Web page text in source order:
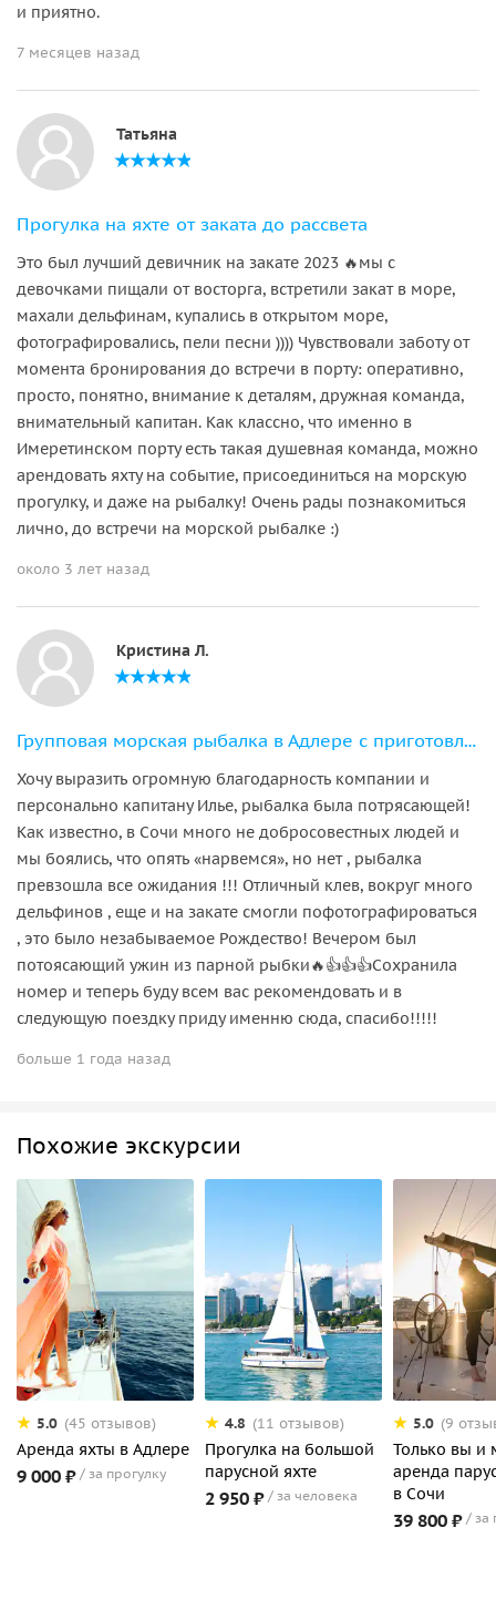
и приятно.
7 месяцев назад
Татьяна
Прогулка на яхте от заката до рассвета
Это был лучший девичник на закате 2023 🔥мы с
девочками пищали от восторга, встретили закат в море,
махали дельфинам, купались в открытом море,
фотографировались, пели песни )))) Чувствовали заботу от
момента бронирования до встречи в порту: оперативно,
просто, понятно, внимание к деталям, дружная команда,
внимательный капитан. Как классно, что именно в
Имеретинском порту есть такая душевная команда, можно
арендовать яхту на событие, присоединиться на морскую
прогулку, и даже на рыбалку! Очень рады познакомиться
лично, до встречи на морской рыбалке :)
около 3 лет назад
Кристина Л.
Групповая морская рыбалка в Адлере с приготовлением улова
Хочу выразить огромную благодарность компании и
персонально капитану Илье, рыбалка была потрясающей!
Как известно, в Сочи много не добросовестных людей и
мы боялись, что опять «нарвемся», но нет , рыбалка
превзошла все ожидания !!! Отличный клев, вокруг много
дельфинов , еще и на закате смогли пофотографироваться
, это было незабываемое Рождество! Вечером был
потоясающий ужин из парной рыбки🔥👍👍👍Сохранила
номер и теперь буду всем вас рекомендовать и в
следующую поездку приду именню сюда, спасибо!!!!!
больше 1 года назад
Похожие экскурсии
5.0 (45 отзывов)
Аренда яхты в Адлере
9 000 ₽ за прогулку
4.8 (11 отзывов)
Прогулка на большой
парусной яхте
2 950 ₽ за человека
5.0 (9
Только вы и
аренда
в Сочи
39 800 ₽ за